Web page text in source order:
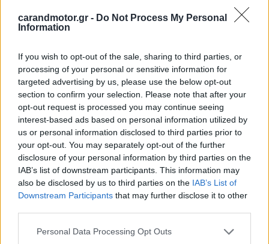
carandmotor.gr - Do Not Process My Personal
Information
If you wish to opt-out of the sale, sharing to third parties, or
processing of your personal or sensitive information for
targeted advertising by us, please use the below opt-out
section to confirm your selection. Please note that after your
opt-out request is processed you may continue seeing
interest-based ads based on personal information utilized by
us or personal information disclosed to third parties prior to
your opt-out. You may separately opt-out of the further
disclosure of your personal information by third parties on the
IAB’s list of downstream participants. This information may
also be disclosed by us to third parties on the IAB’s List of
Downstream Participants that may further disclose it to other
Please note that this website/app uses one or more Google
Personal Data Processing Opt Outs
σύστημα εξάτμισης απότιτάνιοτηςQuickSilver. Στο
εσωτερικό, οι δερμάτινες ταπετσαρίες είναιπορτοκαλί
και το τιμόνι είναι ντυμένο απόalcantara. Σημαντική
πληροφορία για τον ενδιαφερόμενο αγοραστή, είναι πως
το περασμένο Απρίλιοέγινε μηχανική συντήρηση αξίας
31.000 ευρώ.